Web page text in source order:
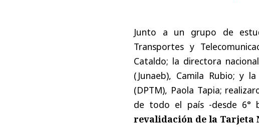
Junto a un grupo de
Transportes y
Cataldo; la directora
(Junaeb), Camila Rubio; y
(DPTM), Paola Tapia;
de todo el país -desde 6°
revalidación de la Tarjeta